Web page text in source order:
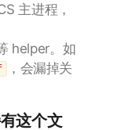
主进程，
helper。如
，会漏掉关
这个文